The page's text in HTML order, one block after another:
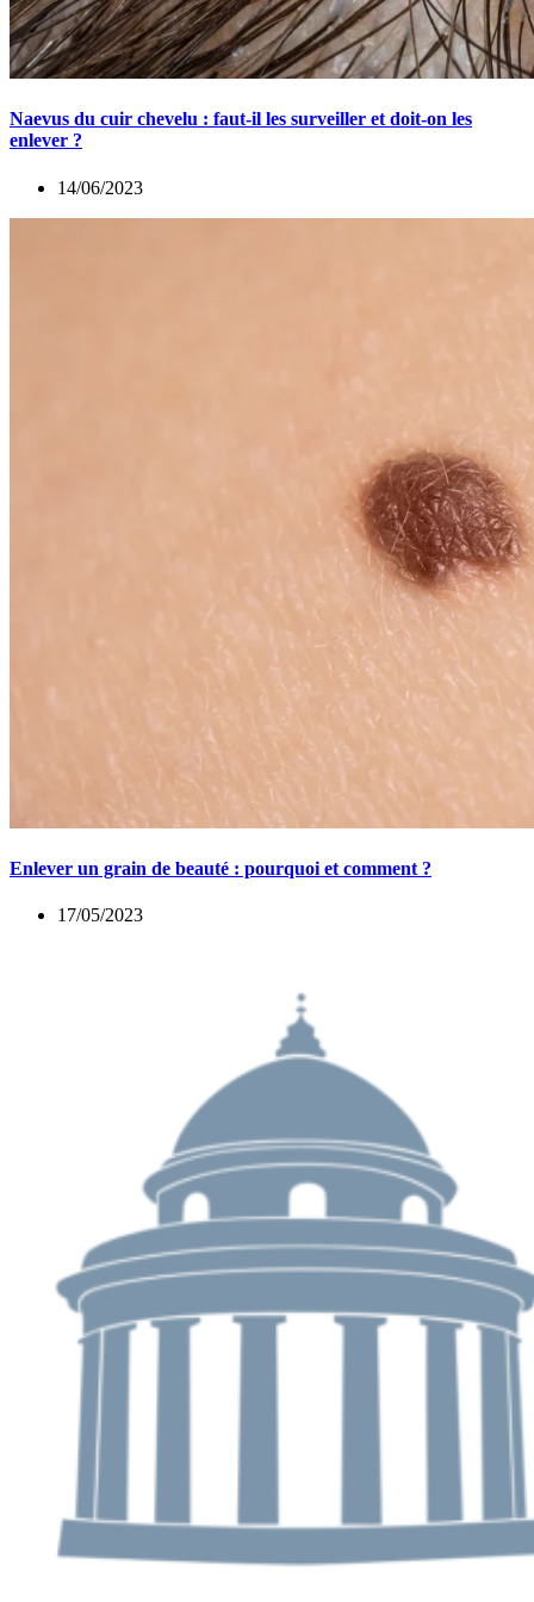
Naevus du cuir chevelu : faut-il les surveiller et doit-on les
enlever ?
14/06/2023
Enlever un grain de beauté : pourquoi et comment ?
17/05/2023